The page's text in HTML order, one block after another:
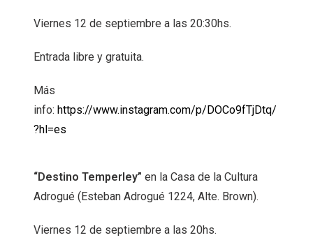
Viernes 12 de septiembre a las 20:30hs.
Entrada libre y gratuita.
Más
info: https://www.instagram.com/p/DOCo9fTjDtq/
?hl=es
“Destino Temperley” en la Casa de la Cultura
Adrogué (Esteban Adrogué 1224, Alte. Brown).
Viernes 12 de septiembre a las 20hs.